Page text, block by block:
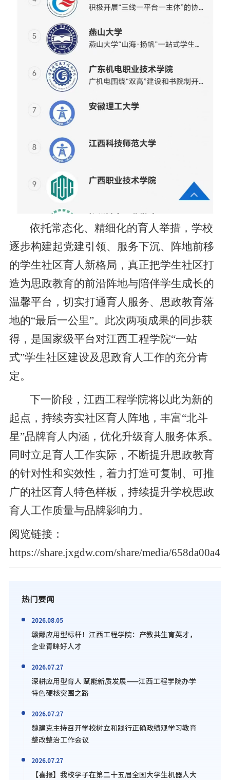
依托常态化、精细化的育人举措，学校
逐步构建起党建引领、服务下沉、阵地前移
的学生社区育人新格局，真正把学生社区打
造为思政教育的前沿阵地与陪伴学生成长的
温馨平台，切实打通育人服务、思政教育落
地的“最后一公里”。此次两项成果的同步获
得，是国家级平台对江西工程学院“一站
式”学生社区建设及思政育人工作的充分肯
定。
下一阶段，江西工程学院将以此为新的
起点，持续夯实社区育人阵地，丰富“北斗
星”品牌育人内涵，优化升级育人服务体系。
同时立足育人工作实际，不断提升思政教育
的针对性和实效性，着力打造可复制、可推
广的社区育人特色样板，持续提升学校思政
育人工作质量与品牌影响力。
阅览链接：
https://share.jxgdw.com/share/media/
热门要闻
2026.08.05
赣鄱应用型标杆！江西工程学院：产教共生育英才，
企业青睐好人才
2026.07.27
深耕应用型育人 赋能新质发展——江西工程学院办学
特色硬核突围之路
2026.07.27
魏建克主持召开学校树立和践行正确政绩观学习教育
整改整治工作会议
2026.07.27
【喜报】我校学子在第二十五届全国大学生机器人大